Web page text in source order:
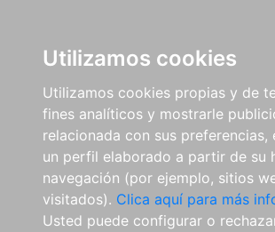
Utilizamos cookies
Utilizamos cookies propias y de
fines analíticos y mostrarle
relacionada con sus preferencias,
un perfil elaborado a partir de su
navegación (por ejemplo, sitios
visitados). Clica aquí para más
Usted puede configurar o